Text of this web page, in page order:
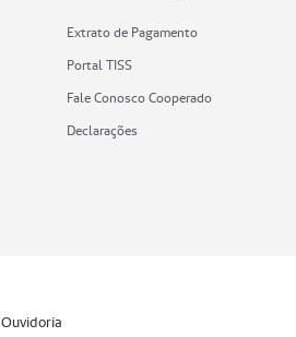
Extrato de Pagamento
Portal TISS
Fale Conosco Cooperado
Declarações
Ouvidoria